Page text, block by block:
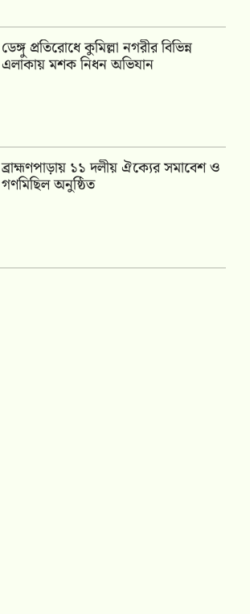
ডেঙ্গু প্রতিরোধে কুমিল্লা নগরীর বিভিন্ন
এলাকায় মশক নিধন অভিযান
‎ব্রাহ্মণপাড়ায় ১১ দলীয় ঐক্যের সমাবেশ ও
গণমিছিল অনুষ্ঠিত